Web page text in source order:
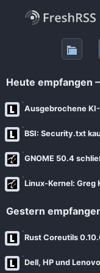
Haupt-Feeds
Wichtige Feeds
Meine Labels
AdminForge
Heute empfangen
BSI: Security.txt
Gestern
Dell, HP und